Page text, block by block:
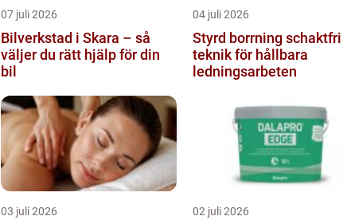
07 juli 2026
Bilverkstad i Skara – så
väljer du rätt hjälp för din
bil
04 juli 2026
Styrd borrning schaktfri
teknik för hållbara
ledningsarbeten
03 juli 2026 02 juli 2026